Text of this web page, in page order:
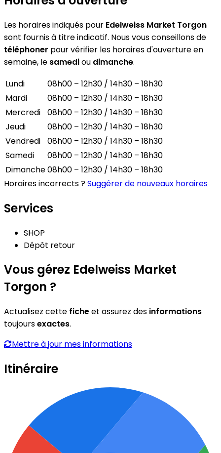
Les horaires indiqués pour Edelweiss Market Torgon
sont fournis à titre indicatif. Nous vous conseillons de
téléphoner pour vérifier les horaires d'ouverture en
semaine, le samediou dimanche.
Lundi
08h00 – 12h30 / 14h30 – 18h30
Mardi
08h00 – 12h30 / 14h30 – 18h30
Mercredi
08h00 – 12h30 / 14h30 – 18h30
Jeudi
08h00 – 12h30 / 14h30 – 18h30
Vendredi
08h00 – 12h30 / 14h30 – 18h30
Samedi
08h00 – 12h30 / 14h30 – 18h30
Dimanche08h00 – 12h30 / 14h30 – 18h30
Horaires incorrects ?Suggérer de nouveaux horaires
Services
SHOP
Dépôt retour
Vous gérez Edelweiss Market
Torgon ?
Actualisez cette ficheet assurez des informations
toujoursexactes.
Mettre à jour mes informations
Itinéraire